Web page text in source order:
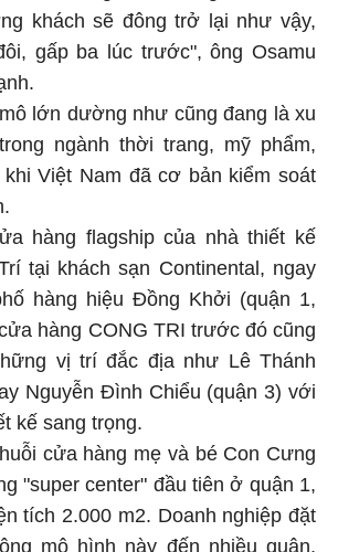
khách sẽ đông trở lại như vậy,
gấp ba lúc trước", ông Osamu
lớn dường như cũng đang là xu
ngành thời trang, mỹ phẩm,
khi Việt Nam đã cơ bản kiểm soát
hàng flagship của nhà thiết kế
tại khách sạn Continental, ngay
hàng hiệu Đồng Khởi (quận 1,
hàng CONG TRI trước đó cũng
vị trí đắc địa như Lê Thánh
Nguyễn Đình Chiểu (quận 3) với
kế sang trọng.
cửa hàng mẹ và bé Con Cưng
"super center" đầu tiên ở quận 1,
tích 2.000 m2. Doanh nghiệp đặt
mô hình này đến nhiều quận,